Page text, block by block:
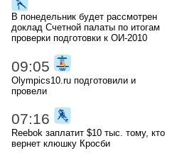
В понедельник будет рассмотрен
доклад Счетной палаты по итогам
проверки подготовки к ОИ-2010
09:05
Olympics10.ru подготовили и
провели
07:16
Reebok заплатит $10 тыс. тому, кто
вернет клюшку Кросби